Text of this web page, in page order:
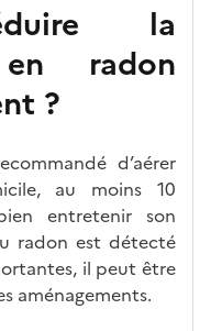
la
en radon
?
d’aérer
au moins 10
entretenir son
radon est détecté
il peut être
aménagements.